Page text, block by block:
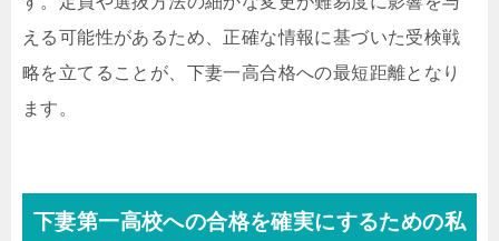
える可能性があるため、正確な情報に基づいた受検戦
略を立てることが、下妻一高合格への最短距離となり
ます。
下妻第一高校への合格を確実にするための私